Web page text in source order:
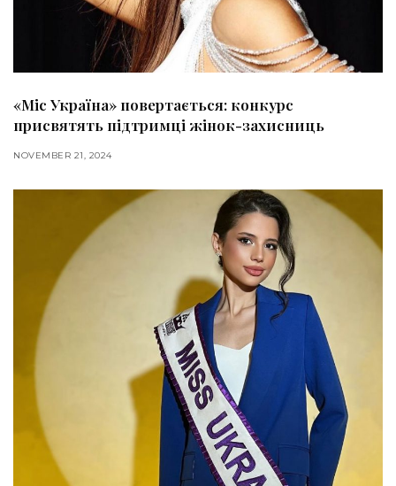
«Міс Україна» повертається: конкурс
присвятять підтримці жінок-захисниць
NOVEMBER 21, 2024